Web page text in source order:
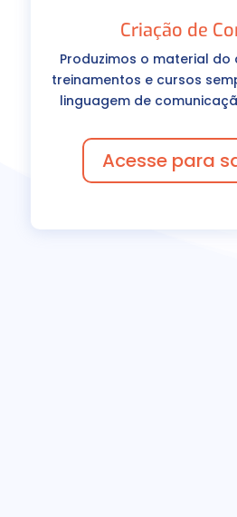
Criação de
Produzimos o material
treinamentos e cursos
linguagem de
Acesse para